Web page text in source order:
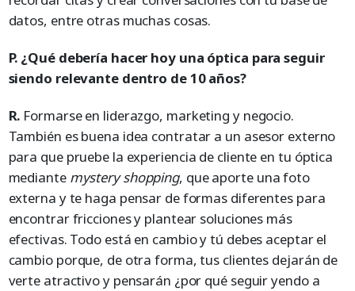
datos, entre otras muchas cosas.
P. ¿Qué debería hacer hoy una óptica para seguir
siendo relevante dentro de 10 años?
R. Formarse en liderazgo, marketing y negocio.
También es buena idea contratar a un asesor externo
para que pruebe la experiencia de cliente en tu óptica
mediante mystery shopping, que aporte una foto
externa y te haga pensar de formas diferentes para
encontrar fricciones y plantear soluciones más
efectivas. Todo está en cambio y tú debes aceptar el
cambio porque, de otra forma, tus clientes dejarán de
verte atractivo y pensarán ¿por qué seguir yendo a